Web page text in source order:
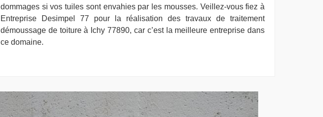
dommages si vos tuiles sont envahies par les mousses. Veillez-vous fiez à
Entreprise Desimpel 77 pour la réalisation des travaux de traitement
démoussage de toiture à Ichy 77890, car c’est la meilleure entreprise dans
ce domaine.